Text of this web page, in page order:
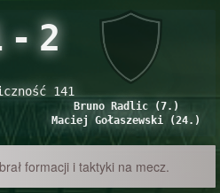
- 2
141
Bruno Radlic (7.)
Maciej Gołaszewski (24.)
formacji i taktyki na mecz.